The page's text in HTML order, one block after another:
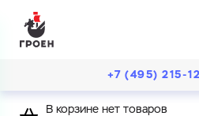
+7 (495) 215-
В корзине нет товаров